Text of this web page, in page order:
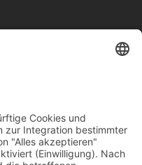
dem MKK-Kreis.